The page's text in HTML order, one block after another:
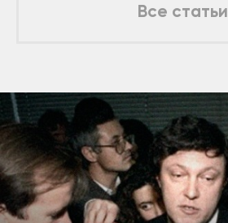
Все статьи